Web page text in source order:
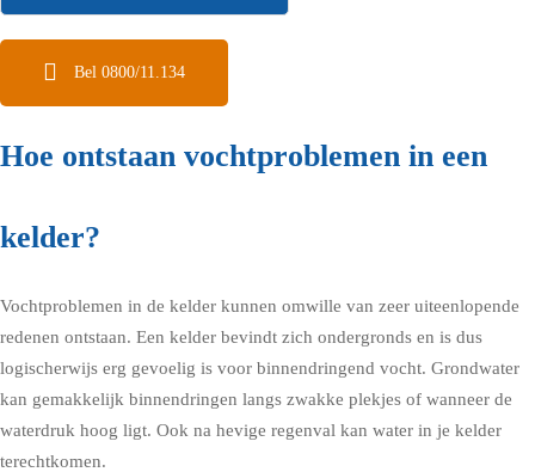
Bel 0800/11.134
Hoe ontstaan vochtproblemen in een
kelder?
Vochtproblemen in de kelder kunnen omwille van zeer uiteenlopende
redenen ontstaan. Een kelder bevindt zich ondergronds en is dus
logischerwijs erg gevoelig is voor binnendringend vocht. Grondwater
kan gemakkelijk binnendringen langs zwakke plekjes of wanneer de
waterdruk hoog ligt. Ook na hevige regenval kan water in je kelder
terechtkomen.